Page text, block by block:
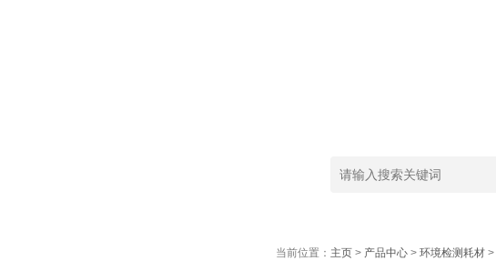
当前位置： 主页> 产品中心> 环境检测耗材>